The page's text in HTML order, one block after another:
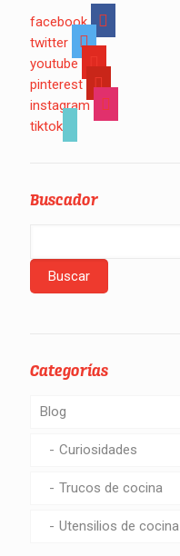
facebook
twitter
youtube
pinterest
instagram
tiktok
Buscador
Categorías
Blog
Curiosidades
Trucos de cocina
Utensilios de cocina